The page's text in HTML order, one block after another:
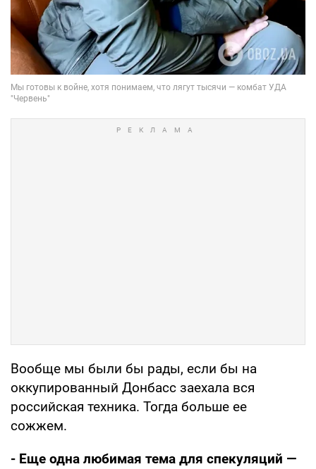
Вообще мы были бы рады, если бы на
оккупированный Донбасс заехала вся
российская техника. Тогда больше ее
сожжем.
- Еще одна любимая тема для спекуляций —